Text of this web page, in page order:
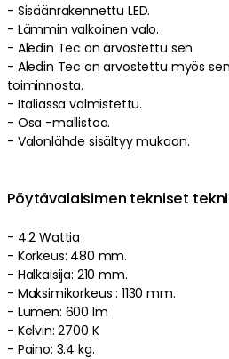
- Sisäänrakennettu LED.
- Lämmin valkoinen valo.
- Aledin Tec on arvostettu sen
- Aledin Tec on arvostettu myös
toiminnosta.
- Italiassa valmistettu.
- Osa -mallistoa.
- Valonlähde sisältyy mukaan.
Pöytävalaisimen tekniset
- 4.2 Wattia
- Korkeus: 480 mm.
- Halkaisija: 210 mm.
- Maksimikorkeus : 1130 mm.
- Lumen: 600 lm
- Kelvin: 2700 K
- Paino: 3.4 kg.